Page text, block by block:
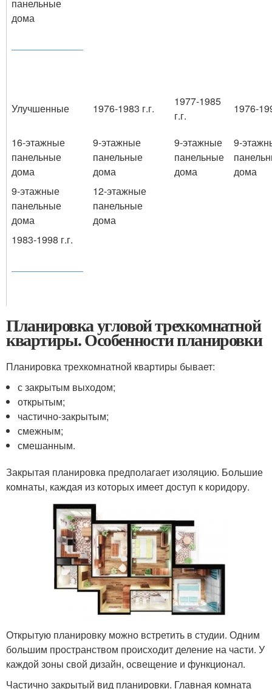
панельные
дома
Улучшенные 1976-1983 г.г.
1977-1985
г.г.
1976-
16-этажные
панельные
дома
9-этажные
панельные
дома
9-этажные
панельные
дома
9-
дома
9-этажные
панельные
дома
12-этажные
панельные
дома
1983-1998 г.г.
Планировка угловой трехкомнатной
квартиры. Особенности планировки
Планировка трехкомнатной квартиры бывает:
с закрытым выходом;
открытым;
частично-закрытым;
смежным;
смешанным.
Закрытая планировка предполагает изоляцию. Большие
комнаты, каждая из которых имеет доступ к коридору.
Открытую планировку можно встретить в студии. Одним
большим пространством происходит деление на части. У
каждой зоны свой дизайн, освещение и функционал.
Частично закрытый вид планировки. Главная комната